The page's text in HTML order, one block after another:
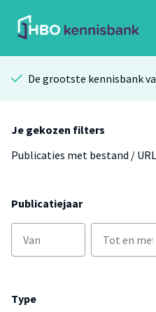
De grootste kennisbank
Je gekozen filters
Publicaties met bestand / URL
Publicatiejaar
Type